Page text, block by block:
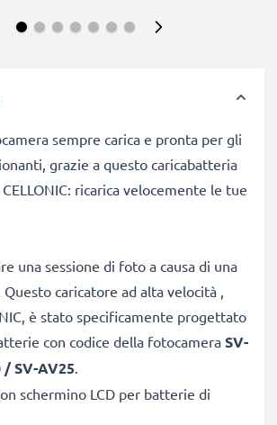
sempre carica e pronta per gli
grazie a questo caricabatteria
ricarica velocemente le tue
una sessione di foto a causa di una
Questo caricatore ad alta velocità ,
è stato specificamente progettato
con codice della fotocamera SV-
/ SV-AV25.
schermino LCD per batterie di